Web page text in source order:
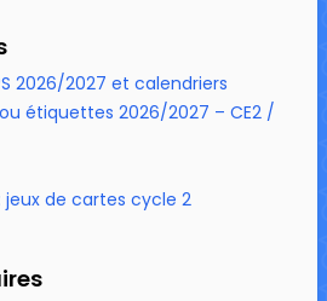
2026/2027 et calendriers
étiquettes 2026/2027 – CE2 /
jeux de cartes cycle 2